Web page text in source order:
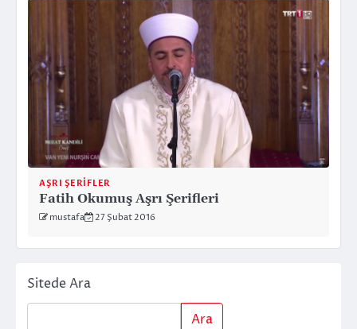
AŞRI ŞERIFLER
Fatih Okumuş Aşrı Şerifleri
mustafa 27 Şubat 2016
Sitede Ara
Ara